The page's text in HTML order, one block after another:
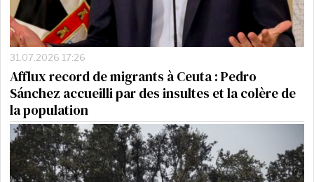
31.07.2026 17:26
Afflux record de migrants à Ceuta : Pedro
Sánchez accueilli par des insultes et la colère de
la population